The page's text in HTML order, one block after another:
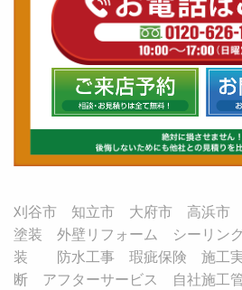
刈谷市 知立市 大府市 高浜市
塗装 外壁リフォーム シーリン
装 防水工事 瑕疵保険 施工
断 アフターサービス 自社施工